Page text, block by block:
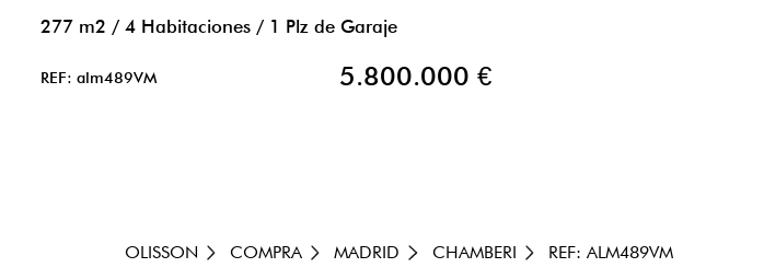
277 m2 / 4 Habitaciones / 1 Plz de Garaje
REF: alm489VM 5.800.000 €
OLISSON COMPRA MADRID CHAMBERI REF: ALM489VM